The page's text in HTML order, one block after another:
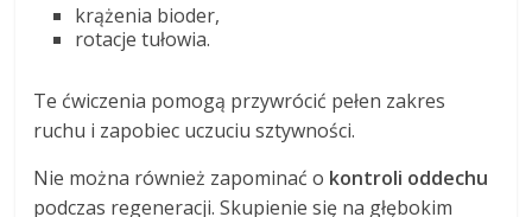
krążenia bioder,
rotacje tułowia.
Te ćwiczenia pomogą przywrócić pełen zakres
ruchu i zapobiec uczuciu sztywności.
Nie można również zapominać o kontroli oddechu
podczas regeneracji. Skupienie się na głębokim